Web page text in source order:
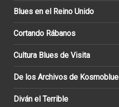
Blues en el Reino Unido
Cortando Rábanos
Cultura Blues de Visita
De los Archivos de Kosmoblue
Diván el Terrible